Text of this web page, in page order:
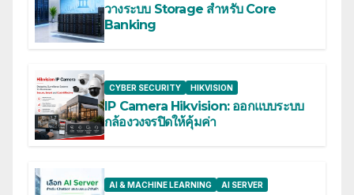
วางระบบ Storage สำหรับ Core
Banking
CYBER SECURITY HIKVISION
IP Camera Hikvision: ออกแบบระบบ
กล้องวงจรปิดให้คุ้มค่า
AI & MACHINE LEARNING AI SERVER